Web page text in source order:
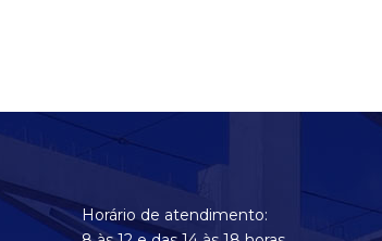
Horário de atendimento: